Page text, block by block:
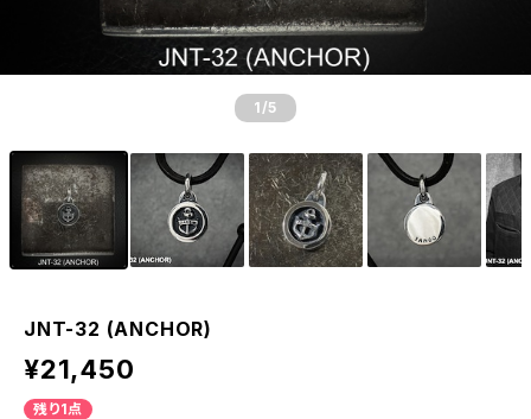
1 /5
JNT-32 (ANCHOR)
¥21,450
残り1点